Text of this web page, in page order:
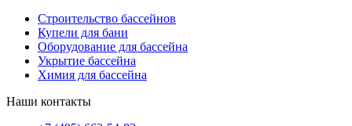
Строительство бассейнов
Купели для бани
Оборудование для бассейна
Укрытие бассейна
Химия для бассейна
Наши контакты